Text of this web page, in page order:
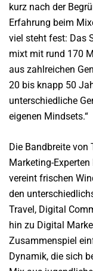
kurz nach der
Erfahrung beim
viel steht fest: Das
mixt mit rund 170
aus zahlreichen
20 bis knapp 50
unterschiedliche
eigenen Mindsets.“
Die Bandbreite von
Marketing-
vereint frischen
den
Travel, Digital
hin zu Digital
Zusammenspiel
Dynamik, die sich